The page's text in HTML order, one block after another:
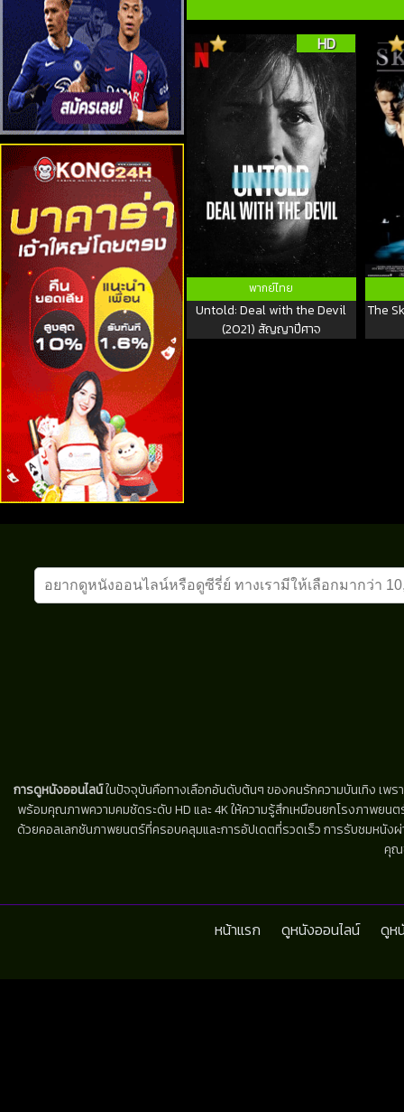
HD
พากย์ไทย
Untold: Deal with the Devil
(2021) สัญญาปีศาจ
The
การดูหนังออนไลน์ในปัจจุบันคือทางเลือกอันดับต้นๆ ของคนรักความบันเทิง เพร
พร้อมคุณภาพความคมชัดระดับ HD และ 4K ให้ความรู้สึกเหมือนยกโรงภาพยน
ด้วยคอลเลกชันภาพยนตร์ที่ครอบคลุมและการอัปเดตที่รวดเร็ว การรับชมหนัง
คุณ
หน้าแรก ดูหนังออนไลน์ ดูห